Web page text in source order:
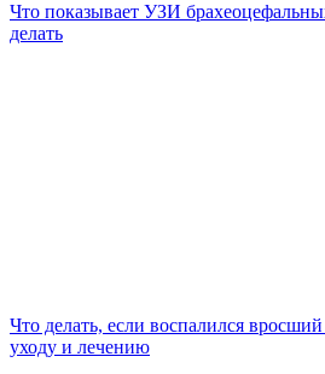
Что показывает УЗИ
делать
Что делать, если воспалился
уходу и лечению